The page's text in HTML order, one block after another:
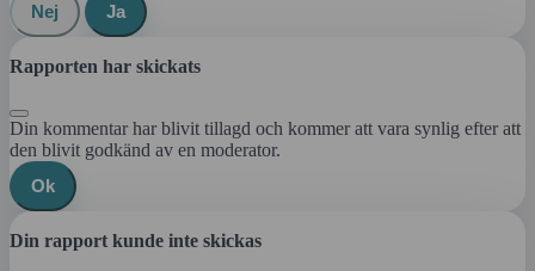
Nej
Ja
Rapporten har skickats
Din kommentar har blivit tillagd och kommer att vara synlig efter att
den blivit godkänd av en moderator.
Ok
Din rapport kunde inte skickas